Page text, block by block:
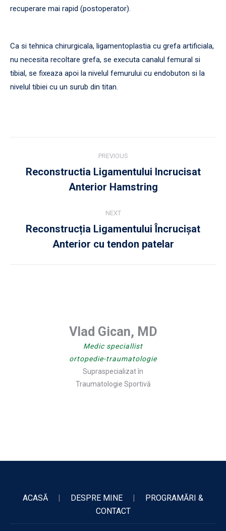
recuperare mai rapid (postoperator).
Ca si tehnica chirurgicala, ligamentoplastia cu grefa artificiala,
nu necesita recoltare grefa, se executa canalul femural si
tibial, se fixeaza apoi la nivelul femurului cu endobuton si la
nivelul tibiei cu un surub din titan.
navigation
PREVIOUS
post:
Reconstructia Ligamentului Incrucisat
Anterior Hamstring
NEXT
post:
Reconstrucția Ligamentului Încrucișat
Anterior cu tendon patelar
Vlad Gican, MD
Medic speciallist
ortopedie-traumatologie
Supraspecializat în
Traumatologie Sportivă
ACASĂ | DESPRE MINE |
PROGRAMĂRI &
CONTACT